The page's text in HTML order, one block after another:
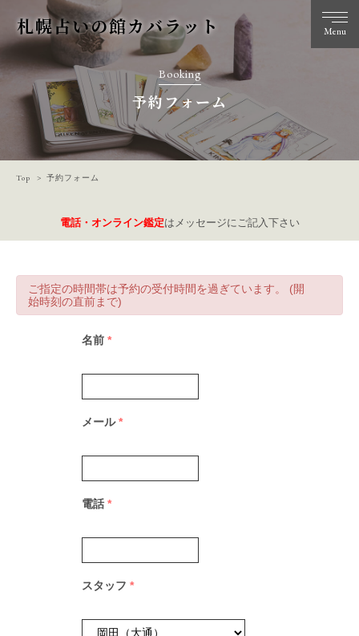
札幌占いの館カバラット Menu
Booking
予約フォーム
Top 予約フォーム
電話・オンライン鑑定はメッセージにご記入下さい
ご指定の時間帯は予約の受付時間を過ぎています。 (開
始時刻の直前まで)
名前 *
メール *
電話 *
スタッフ *